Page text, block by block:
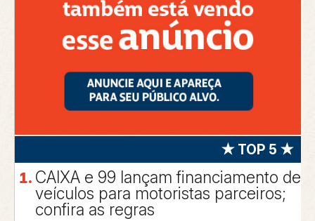
★ TOP 5 ★
CAIXA e 99 lançam financiamento de
veículos para motoristas parceiros;
confira as regras